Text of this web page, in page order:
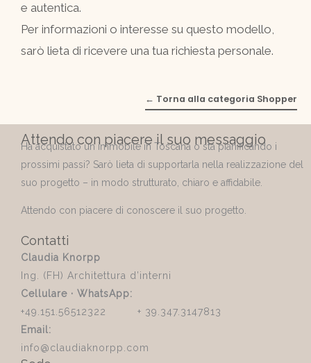
e autentica.
Per informazioni o interesse su questo modello,
sarò lieta di ricevere una tua richiesta personale.
← Torna alla categoria Shopper
Attendo con piacere il suo messaggio
Ha acquistato un immobile in Toscana o sta pianificando i
prossimi passi? Sarò lieta di supportarla nella realizzazione del
suo progetto – in modo strutturato, chiaro e affidabile.
Attendo con piacere di conoscere il suo progetto.
Contatti
Claudia Knorpp
Ing. (FH) Architettura d’interni
Cellulare · WhatsApp:
+49.151.56512322 + 39.347.3147813
Email:
info@claudiaknorpp.com